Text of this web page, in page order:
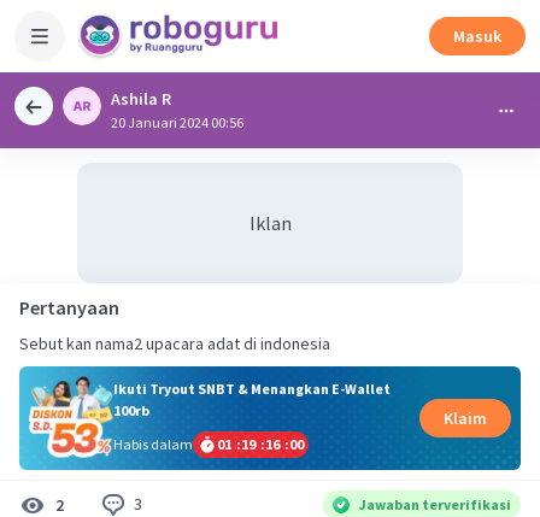
Masuk
Ashila R
20 Januari 2024 00:56
Iklan
Pertanyaan
Sebut kan nama2 upacara adat di indonesia
Ikuti Tryout SNBT & Menangkan E-Wallet
100rb
Habis dalam
01 :19 :16 :00
Klaim
2 3 Jawaban terverifikasi